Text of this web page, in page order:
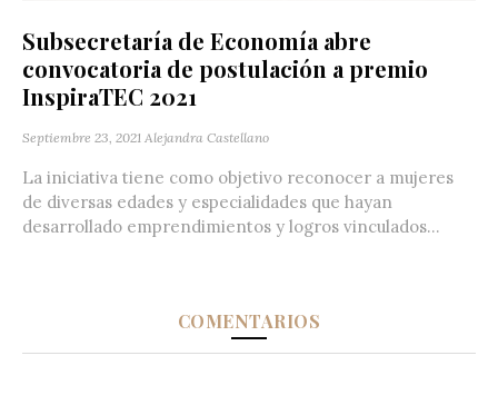
Subsecretaría de Economía abre
convocatoria de postulación a premio
InspiraTEC 2021
Septiembre 23, 2021 Alejandra Castellano
La iniciativa tiene como objetivo reconocer a mujeres
de diversas edades y especialidades que hayan
desarrollado emprendimientos y logros vinculados...
COMENTARIOS